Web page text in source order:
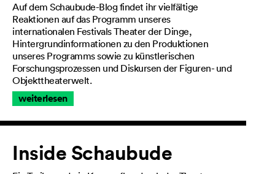
Auf dem Schaubude-Blog findet ihr vielfältige
Reaktionen auf das Programm unseres
internationalen Festivals Theater der Dinge,
Hintergrundinformationen zu den Produktionen
unseres Programms sowie zu künstlerischen
Forschungsprozessen und Diskursen der Figuren- und
Objekttheaterwelt.
weiterlesen
Inside Schaubude